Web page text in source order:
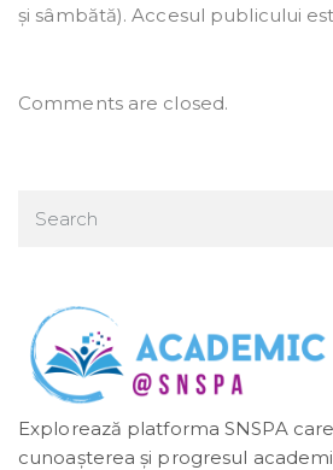
și sâmbătă). Accesul publicului
Comments are closed.
Explorează platforma SNSPA
cunoașterea și progresul